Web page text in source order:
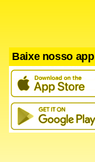
Baixe nosso app